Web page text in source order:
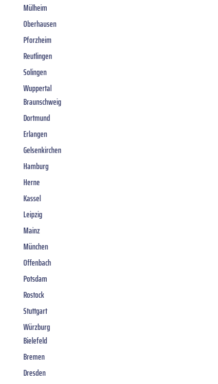
Mülheim
Oberhausen
Pforzheim
Reutlingen
Solingen
Wuppertal
Braunschweig
Dortmund
Erlangen
Gelsenkirchen
Hamburg
Herne
Kassel
Leipzig
Mainz
München
Offenbach
Potsdam
Rostock
Stuttgart
Würzburg
Bielefeld
Bremen
Dresden